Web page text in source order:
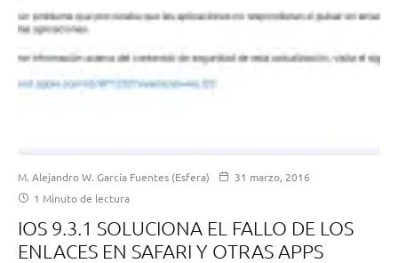
M. Alejandro W. García Fuentes (Esfera)
31 marzo, 2016
1 Minuto de lectura
IOS 9.3.1 SOLUCIONA EL FALLO DE LOS
ENLACES EN SAFARI Y OTRAS APPS